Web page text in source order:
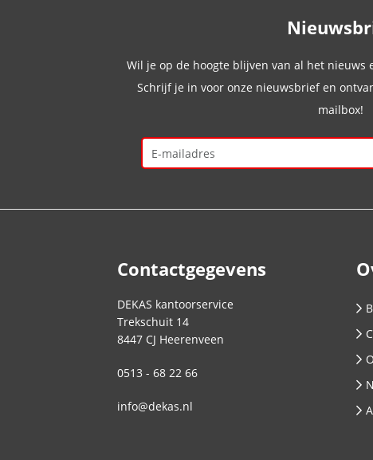
Wil je op de hoogte blijven van al het nieuws
Schrijf je in voor onze nieuwsbrief en
mailbox!
Contactgegevens
DEKAS kantoorservice
Trekschuit 14
8447 CJ Heerenveen
0513 - 68 22 66
info@dekas.nl